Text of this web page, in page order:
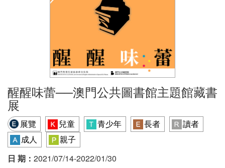
醒醒味蕾──澳門公共圖書館主題館藏書
展
展覽 兒童 青少年 長者
讀者
成人
親子
日 期： 2021/07/14-2022/01/30